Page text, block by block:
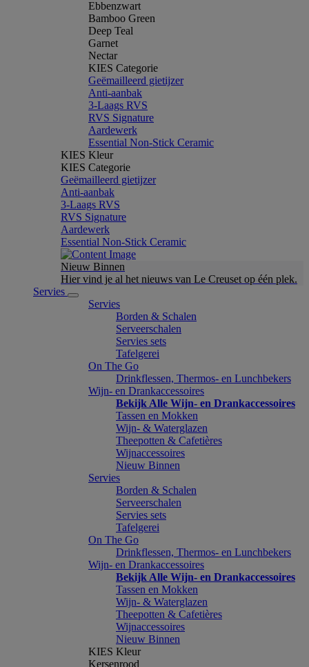
Ebbenzwart
Bamboo Green
Deep Teal
Garnet
Nectar
KIES Categorie
Geëmailleerd gietijzer
Anti-aanbak
3-Laags RVS
RVS Signature
Aardewerk
Essential Non-Stick Ceramic
KIES Kleur
KIES Categorie
Geëmailleerd gietijzer
Anti-aanbak
3-Laags RVS
RVS Signature
Aardewerk
Essential Non-Stick Ceramic
Nieuw Binnen
Hier vind je al het nieuws van Le Creuset op één plek.
Servies
Servies
Borden & Schalen
Serveerschalen
Servies sets
Tafelgerei
On The Go
Drinkflessen, Thermos- en Lunchbekers
Wijn- en Drankaccessoires
Bekijk Alle Wijn- en Drankaccessoires
Tassen en Mokken
Wijn- & Waterglazen
Theepotten & Cafetières
Wijnaccessoires
Nieuw Binnen
Servies
Borden & Schalen
Serveerschalen
Servies sets
Tafelgerei
On The Go
Drinkflessen, Thermos- en Lunchbekers
Wijn- en Drankaccessoires
Bekijk Alle Wijn- en Drankaccessoires
Tassen en Mokken
Wijn- & Waterglazen
Theepotten & Cafetières
Wijnaccessoires
Nieuw Binnen
KIES Kleur
Kersenrood